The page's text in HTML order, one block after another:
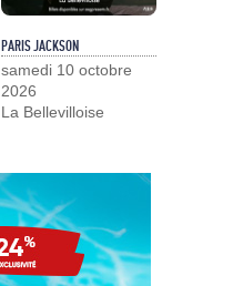
PARIS JACKSON
samedi 10 octobre
2026
La Bellevilloise